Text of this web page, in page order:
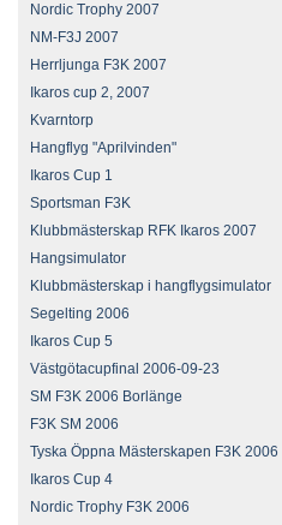
Nordic Trophy 2007
NM-F3J 2007
Herrljunga F3K 2007
Ikaros cup 2, 2007
Kvarntorp
Hangflyg "Aprilvinden"
Ikaros Cup 1
Sportsman F3K
Klubbmästerskap RFK Ikaros 2007
Hangsimulator
Klubbmästerskap i hangflygsimulator
Segelting 2006
Ikaros Cup 5
Västgötacupfinal 2006-09-23
SM F3K 2006 Borlänge
F3K SM 2006
Tyska Öppna Mästerskapen F3K 2006
Ikaros Cup 4
Nordic Trophy F3K 2006